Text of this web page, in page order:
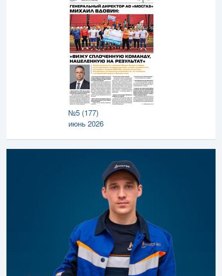
№5 (177)
июнь 2026